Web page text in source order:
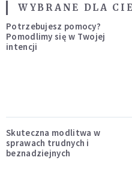
WYBRANE DLA
Potrzebujesz pomocy?
Pomodlimy się w Twojej
intencji
Skuteczna modlitwa w
sprawach trudnych i
beznadziejnych